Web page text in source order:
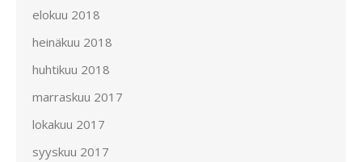
elokuu 2018
heinäkuu 2018
huhtikuu 2018
marraskuu 2017
lokakuu 2017
syyskuu 2017